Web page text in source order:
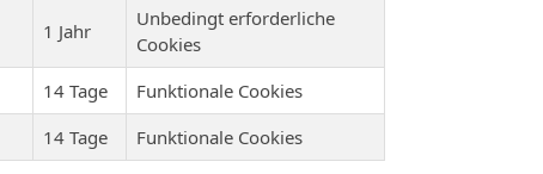
1 Jahr
Unbedingt erforderliche
Cookies
14 Tage
Funktionale Cookies
14 Tage Funktionale Cookies